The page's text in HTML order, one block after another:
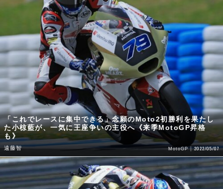
「これでレースに集中できる」念願のMoto2初勝利を果たし
た小椋藍が、一気に王座争いの主役へ《来季MotoGP昇格
も》
遠藤智 MotoGP 2022/05/07